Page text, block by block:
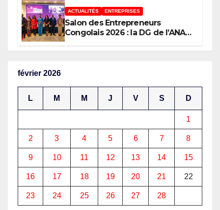
ACTUALITÉS ENTREPRISES
Salon des Entrepreneurs
Congolais 2026 : la DG de l’ANAPI
février 2026
L M M J V S D
1
2 3 4 5 6 7 8
9 10 11 12 13 14 15
16 17 18 19 20 21 22
23 24 25 26 27 28